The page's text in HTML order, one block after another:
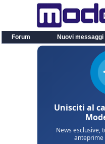
Forum Nuovi messaggi